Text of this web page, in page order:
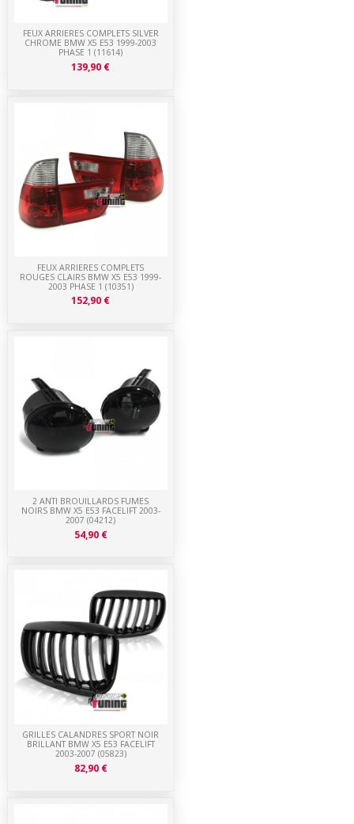
GRILLES CALANDRES SPORT NOIR
BRILLANT BMW X5 E53 FACELIFT
2003-2007 (05823)
82,90 €
2 ANTI BROUILLARDS FUMES
NOIRS BMW X5 E53 FACELIFT 2003-
2007 (04212)
54,90 €
FEUX ARRIERES COMPLETS
ROUGES CLAIRS BMW X5 E53 1999-
2003 PHASE 1 (10351)
152,90 €
FEUX ARRIERES COMPLETS SILVER
CHROME BMW X5 E53 1999-2003
PHASE 1 (11614)
139,90 €